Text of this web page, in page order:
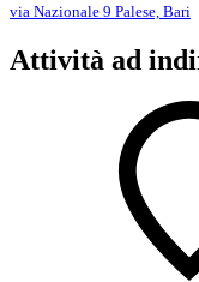
via Nazionale 9 Palese, Bari
Attività ad